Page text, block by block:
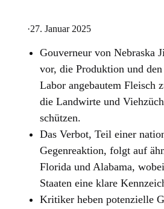
·27. Januar 2025
Gouverneur von Nebraska
vor, die Produktion und
Labor angebautem Fleisch
die Landwirte und
schützen.
Das Verbot, Teil einer
Gegenreaktion, folgt auf
Florida und Alabama,
Staaten eine klare
Kritiker heben potenzielle